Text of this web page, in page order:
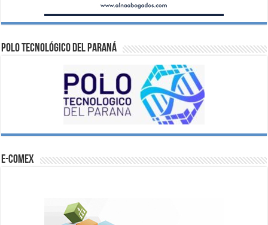
Polo Tecnológico del Paraná
e-comex